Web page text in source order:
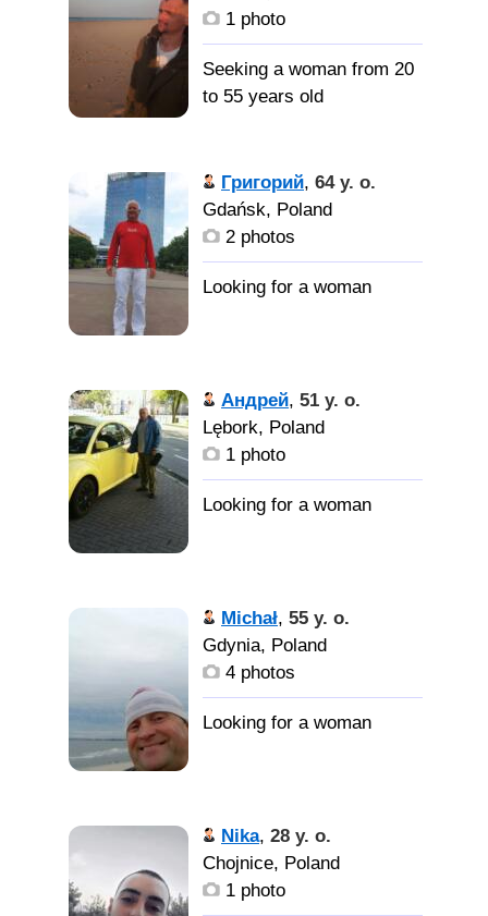
1 photo
Seeking a woman from 20
to 55 years old
Григорий, 64 y. o.
Gdańsk, Poland
2 photos
Андрей, 51 y. o.
Lębork, Poland
1 photo
Michał, 55 y. o.
Gdynia, Poland
4 photos
Nika, 28 y. o.
Chojnice, Poland
1 photo